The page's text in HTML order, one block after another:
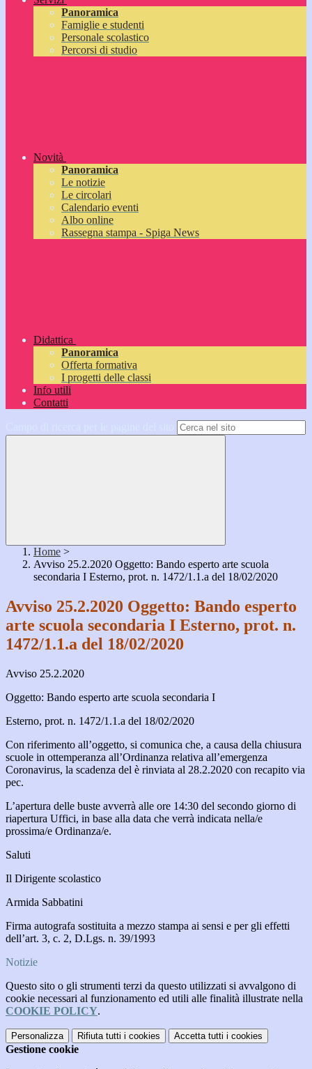
Panoramica
Famiglie e studenti
Personale scolastico
Percorsi di studio
Novità
Panoramica
Le notizie
Le circolari
Calendario eventi
Albo online
Rassegna stampa - Spiga News
Didattica
Panoramica
Offerta formativa
I progetti delle classi
Info utili
Contatti
Home >
Avviso 25.2.2020 Oggetto: Bando esperto arte scuola
secondaria I Esterno, prot. n. 1472/1.1.a del 18/02/2020
Avviso 25.2.2020 Oggetto: Bando esperto
arte scuola secondaria I Esterno, prot. n.
1472/1.1.a del 18/02/2020
Avviso 25.2.2020
Oggetto: Bando esperto arte scuola secondaria I
Esterno, prot. n. 1472/1.1.a del 18/02/2020
Con riferimento all’oggetto, si comunica che, a causa della chiusura
scuole in ottemperanza all’Ordinanza relativa all’emergenza
Coronavirus, la scadenza del è rinviata al 28.2.2020 con recapito via
pec.
L’apertura delle buste avverrà alle ore 14:30 del secondo giorno di
riapertura Uffici, in base alla data che verrà indicata nella/e
prossima/e Ordinanza/e.
Saluti
Il Dirigente scolastico
Armida Sabbatini
Firma autografa sostituita a mezzo stampa ai sensi e per gli effetti
dell’art. 3, c. 2, D.Lgs. n. 39/1993
Notizie
Questo sito o gli strumenti terzi da questo utilizzati si avvalgono di
cookie necessari al funzionamento ed utili alle finalità illustrate nella
COOKIE POLICY.
Personalizza Rifiuta tutti i cookies Accetta tutti i cookies
Gestione cookie